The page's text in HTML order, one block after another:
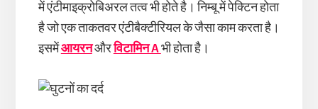
में एंटीमाइक्रोबिअरल तत्व भी होते है। निम्बू में पेक्टिन होता
है जो एक ताकतवर एंटीबैक्टीरियल के जैसा काम करता है।
इसमेंआयरनऔरविटामिन Aभी होता है।